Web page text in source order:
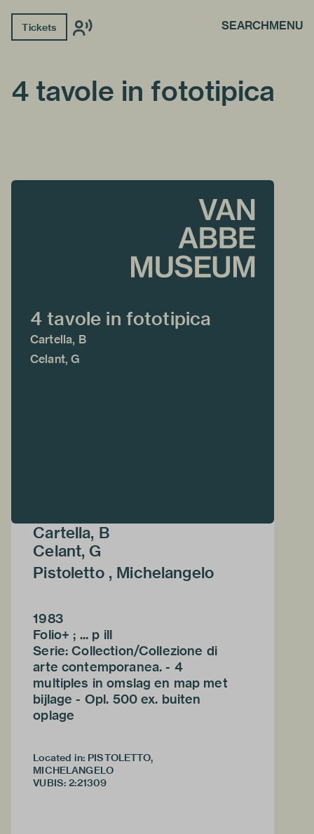
Tickets SEARCHMENU
4 tavole in fototipica
4 tavole in fototipica
Cartella, B
Celant, G
Cartella, B
Celant, G
Pistoletto , Michelangelo
1983
Folio+ ; ... p ill
Serie: Collection/Collezione di
arte contemporanea. - 4
multiples in omslag en map met
bijlage - Opl. 500 ex. buiten
oplage
Located in: PISTOLETTO,
MICHELANGELO
VUBIS: 2:21309